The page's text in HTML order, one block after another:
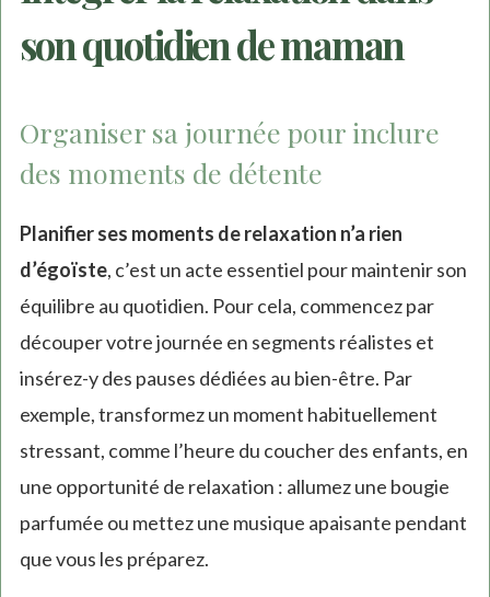
son quotidien de maman
Organiser sa journée pour inclure
des moments de détente
Planifier ses moments de relaxation n’a rien
d’égoïste, c’est un acte essentiel pour maintenir son
équilibre au quotidien. Pour cela, commencez par
découper votre journée en segments réalistes et
insérez-y des pauses dédiées au bien-être. Par
exemple, transformez un moment habituellement
stressant, comme l’heure du coucher des enfants, en
une opportunité de relaxation : allumez une bougie
parfumée ou mettez une musique apaisante pendant
que vous les préparez.